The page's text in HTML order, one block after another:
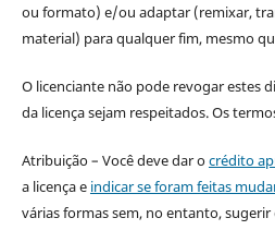
ou formato) e/ou adaptar (remixar,
material) para qualquer fim, mesmo
O licenciante não pode revogar estes
da licença sejam respeitados. Os
Atribuição – Você deve dar ocrédito
a licença e indicar se foram feitas
várias formas sem, no entanto,